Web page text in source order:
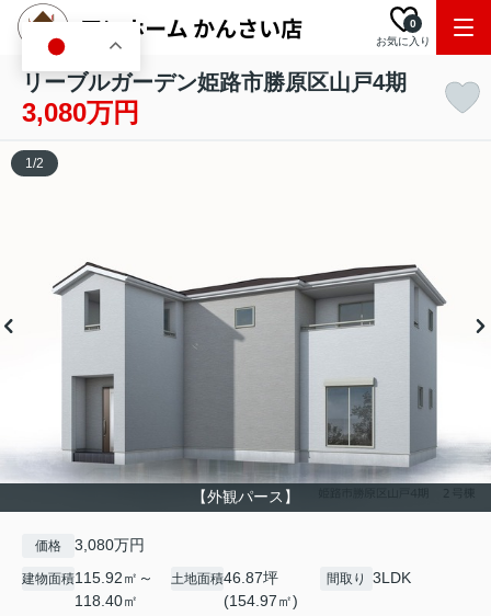
お気に入り
0
リーブルガーデン姫路市勝原区山戸4期
3,080万円
【外観パース】
1/2
価格 3,080万円
建物面積115.92㎡～
118.40㎡
土地面積46.87坪
(154.97㎡)
間取り 3LDK